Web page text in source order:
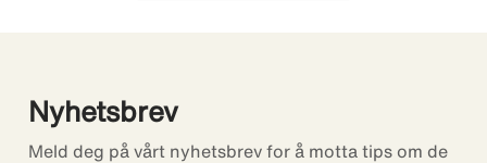
Nyhetsbrev
Meld deg på vårt nyhetsbrev for å motta tips om de